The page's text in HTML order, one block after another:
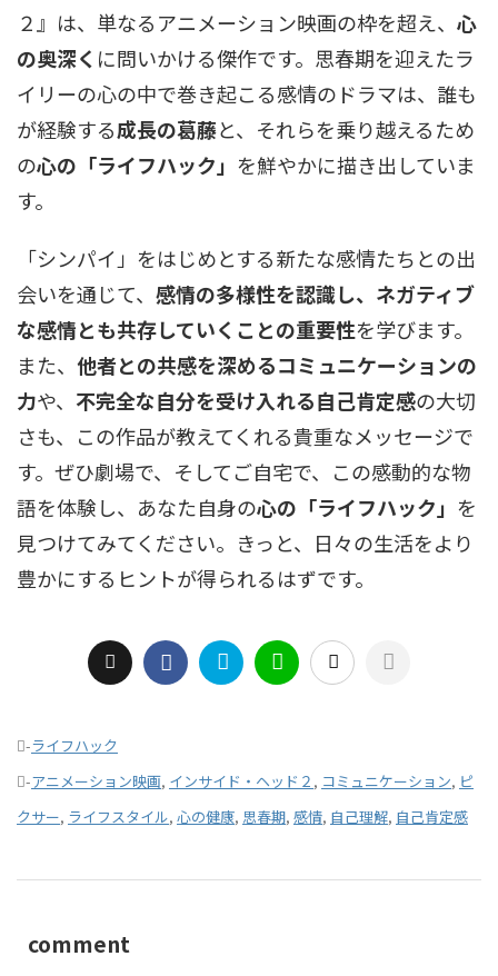
２』は、単なるアニメーション映画の枠を超え、 心
の奥深く に問いかける傑作です。思春期を迎えたラ
イリーの心の中で巻き起こる感情のドラマは、誰も
が経験する成長の葛藤と、それらを乗り越えるため
の心の「ライフハック」 を鮮やかに描き出していま
す。
「シンパイ」をはじめとする新たな感情たちとの出
会いを通じて、 感情の多様性を認識し、ネガティブ
な感情とも共存していくことの重要性を学びます。
また、 他者との共感を深めるコミュニケーションの
力や、 不完全な自分を受け入れる自己肯定感の大切
さも、この作品が教えてくれる貴重なメッセージで
す。ぜひ劇場で、そしてご自宅で、この感動的な物
語を体験し、あなた自身の心の「ライフハック」 を
見つけてみてください。きっと、日々の生活をより
豊かにするヒントが得られるはずです。
-ライフハック
-アニメーション映画, インサイド・ヘッド２ , コミュニケーション, ピ
クサー, ライフスタイル, 心の健康, 思春期, 感情, 自己理解, 自己肯定感
comment